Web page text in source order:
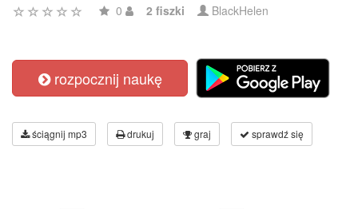
0 2 fiszki BlackHelen
rozpocznij naukę
ściągnij mp3 drukuj graj sprawdź się